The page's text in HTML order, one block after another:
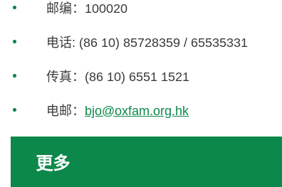
邮编：100020
电话: (86 10) 85728359 / 65535331
传真：(86 10) 6551 1521
电邮： bjo@oxfam.org.hk
更多